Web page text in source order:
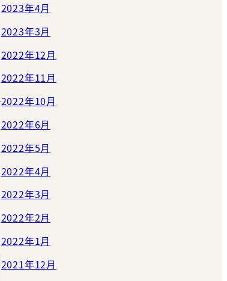
2023年4月
2023年3月
2022年12月
2022年11月
2022年10月
2022年6月
2022年5月
2022年4月
2022年3月
2022年2月
2022年1月
2021年12月